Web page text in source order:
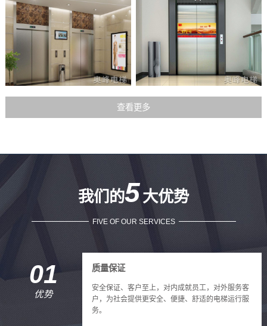
查看更多
我们的5大优势
FIVE OF OUR SERVICES
01
优势
质量保证
安全保证、客户至上，对内成就员工，对外服务客
户，为社会提供更安全、便捷、舒适的电梯运行服
务。